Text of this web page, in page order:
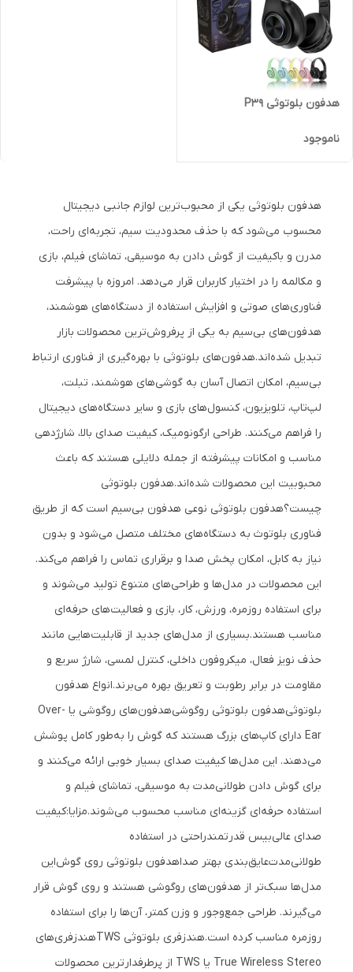
هدفون بلوتوثی P39
ناموجود
هدفون بلوتوثی یکی از محبوب‌ترین لوازم جانبی دیجیتال
محسوب می‌شود که با حذف محدودیت سیم، تجربه‌ای راحت،
مدرن و باکیفیت از گوش دادن به موسیقی، تماشای فیلم، بازی
و مکالمه را در اختیار کاربران قرار می‌دهد. امروزه با پیشرفت
فناوری‌های صوتی و افزایش استفاده از دستگاه‌های هوشمند،
هدفون‌های بی‌سیم به یکی از پرفروش‌ترین محصولات بازار
تبدیل شده‌اند.هدفون‌های بلوتوثی با بهره‌گیری از فناوری ارتباط
بی‌سیم، امکان اتصال آسان به گوشی‌های هوشمند، تبلت،
لپ‌تاپ، تلویزیون، کنسول‌های بازی و سایر دستگاه‌های دیجیتال
را فراهم می‌کنند. طراحی ارگونومیک، کیفیت صدای بالا، شارژدهی
مناسب و امکانات پیشرفته از جمله دلایلی هستند که باعث
محبوبیت این محصولات شده‌اند.هدفون بلوتوثی
چیست؟هدفون بلوتوثی نوعی هدفون بی‌سیم است که از طریق
فناوری بلوتوث به دستگاه‌های مختلف متصل می‌شود و بدون
نیاز به کابل، امکان پخش صدا و برقراری تماس را فراهم می‌کند.
این محصولات در مدل‌ها و طراحی‌های متنوع تولید می‌شوند و
برای استفاده روزمره، ورزش، کار، بازی و فعالیت‌های حرفه‌ای
مناسب هستند.بسیاری از مدل‌های جدید از قابلیت‌هایی مانند
حذف نویز فعال، میکروفون داخلی، کنترل لمسی، شارژ سریع و
مقاومت در برابر رطوبت و تعریق بهره می‌برند.انواع هدفون
بلوتوثیهدفون بلوتوثی روگوشی
هدفون‌های روگوشی یا Over-
Ear دارای کاپ‌های بزرگ هستند که گوش را به‌طور کامل پوشش
می‌دهند. این مدل‌ها کیفیت صدای بسیار خوبی ارائه می‌کنند و
برای گوش دادن طولانی‌مدت به موسیقی، تماشای فیلم و
استفاده حرفه‌ای گزینه‌ای مناسب محسوب می‌شوند.مزایا:کیفیت
صدای عالیبیس قدرتمندراحتی در استفاده
طولانی‌مدتعایق‌بندی بهتر صداهدفون بلوتوثی روی گوشاین
مدل‌ها سبک‌تر از هدفون‌های روگوشی هستند و روی گوش قرار
می‌گیرند. طراحی جمع‌وجور و وزن کمتر، آن‌ها را برای استفاده
روزمره مناسب کرده است.هندزفری بلوتوثی TWS
هندزفری‌های
True Wireless Stereo یا TWS از پرطرفدارترین محصولات